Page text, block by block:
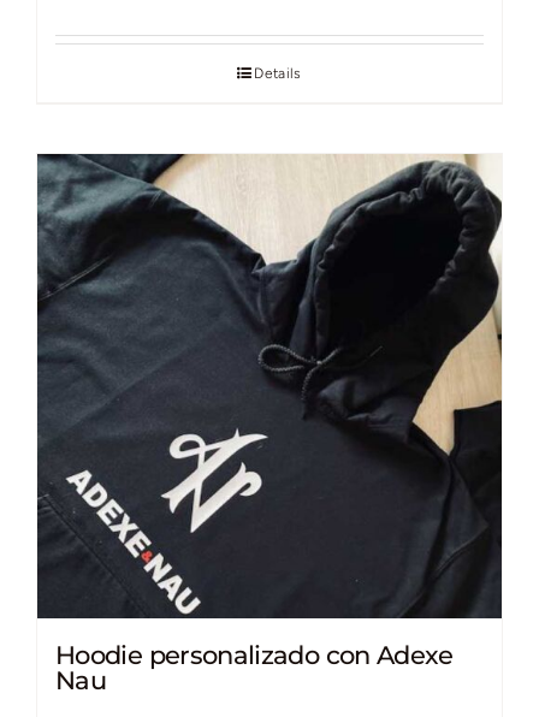
Details
Hoodie personalizado con Adexe
Nau